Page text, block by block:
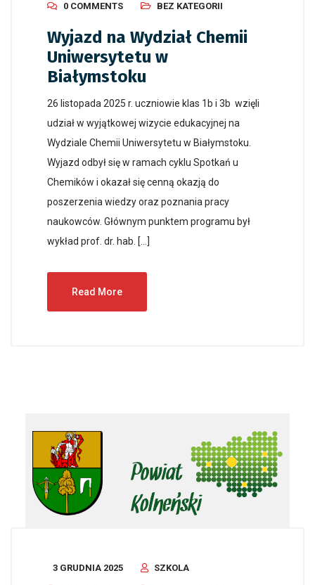
0 COMMENTS BEZ KATEGORII
Wyjazd na Wydział Chemii
Uniwersytetu w
Białymstoku
26 listopada 2025 r. uczniowie klas 1b i 3b wzięli
udział w wyjątkowej wizycie edukacyjnej na
Wydziale Chemii Uniwersytetu w Białymstoku.
Wyjazd odbył się w ramach cyklu Spotkań u
Chemików i okazał się cenną okazją do
poszerzenia wiedzy oraz poznania pracy
naukowców. Głównym punktem programu był
wykład prof. dr. hab. […]
Read More
3 GRUDNIA 2025
SZKOLA